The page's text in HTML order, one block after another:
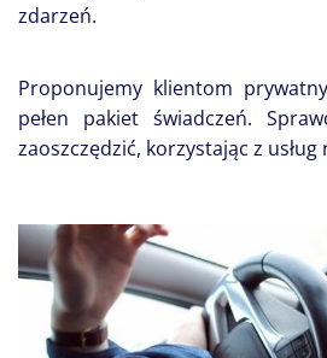
zdarzeń.
Proponujemy klientom
pełen pakiet świadczeń.
zaoszczędzić, korzystając z